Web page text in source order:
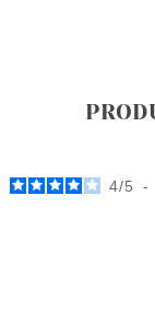
4/5 -